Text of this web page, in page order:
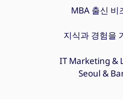
MBA 출신 비
지식과 경험을
IT Marketing &
Seoul &